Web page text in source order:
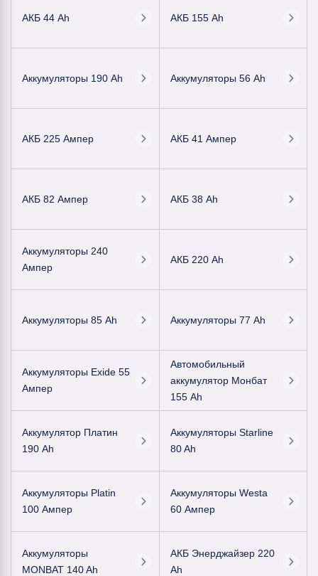
АКБ 44 Ah АКБ 155 Ah
Аккумуляторы 190 Ah Аккумуляторы 56 Ah
АКБ 225 Ампер АКБ 41 Ампер
АКБ 82 Ампер АКБ 38 Ah
Аккумуляторы 240
Ампер
АКБ 220 Ah
Аккумуляторы 85 Ah Аккумуляторы 77 Ah
Аккумуляторы Exide 55
Ампер
Автомобильный
аккумулятор Монбат
155 Ah
Аккумулятор Платин
190 Ah
Аккумуляторы Starline
80 Ah
Аккумуляторы Platin
100 Ампер
Аккумуляторы Westa
60 Ампер
Аккумуляторы
MONBAT 140 Ah
АКБ Энерджайзер 220
Ah